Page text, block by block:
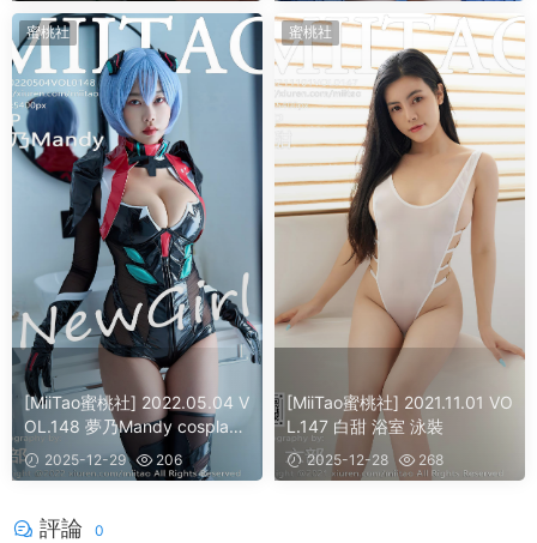
蜜桃社
[MiiTao蜜桃社] 2022.05.04 V
OL.148 夢乃Mandy cosplay
美臀2025-12-29 206
蜜桃社
[MiiTao蜜桃社] 2021.11.01 VO
L.147 白甜 浴室 泳裝
2025-12-28 268
評論 0